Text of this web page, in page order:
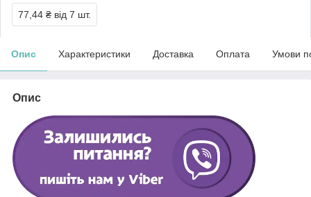
77,44 ₴ від 7 шт.
Опис Характеристики Доставка Оплата Умови
Опис